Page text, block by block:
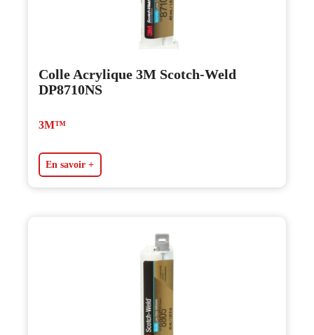
Colle Acrylique 3M Scotch-Weld
DP8710NS
3M™
En savoir +